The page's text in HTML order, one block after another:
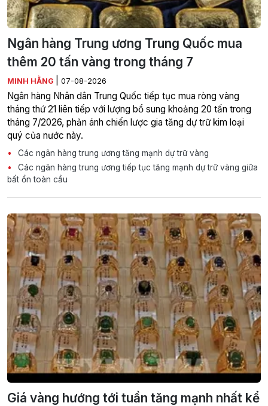
Ngân hàng Trung ương Trung Quốc mua
thêm 20 tấn vàng trong tháng 7
MINH HẰNG 07-08-2026
Ngân hàng Nhân dân Trung Quốc tiếp tục mua ròng vàng
tháng thứ 21 liên tiếp với lượng bổ sung khoảng 20 tấn trong
tháng 7/2026, phản ánh chiến lược gia tăng dự trữ kim loại
quý của nước này.
Các ngân hàng trung ương tăng mạnh dự trữ vàng
Các ngân hàng trung ương tiếp tục tăng mạnh dự trữ vàng giữa
bất ổn toàn cầu
Giá vàng hướng tới tuần tăng mạnh nhất kể